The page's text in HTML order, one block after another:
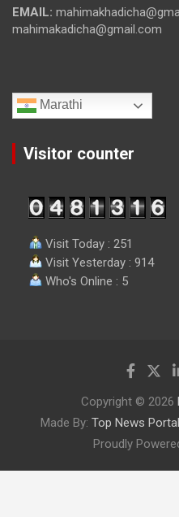
EMAIL:
mahimakadicha@gmail.com
Marathi
Visitor counter
Visit Today : 251
Visit Yesterday : 914
Who's Online : 5
Copyright © 2026
Made By: Top News
Proudly